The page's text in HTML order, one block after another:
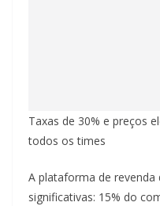
Taxas de 30% e preços
todos os times
A plataforma de revenda
significativas: 15% do